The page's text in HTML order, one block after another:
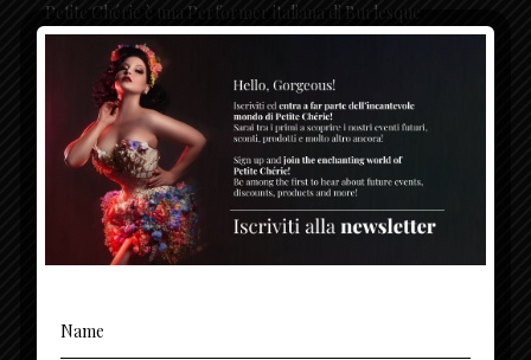
Petite Chérie è una Performer italiana di Burlesque
conosciuta a livello internazionale: con grazia e raffinatezza
coniuga lo stile classico con una forte presenza scenica per
creare un’atmosfera elegante e magica.
SOCIAL
CONTATTI